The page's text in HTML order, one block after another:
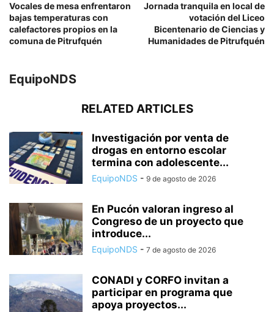
Vocales de mesa enfrentaron
bajas temperaturas con
calefactores propios en la
comuna de Pitrufquén
Jornada tranquila en local de
votación del Liceo
Bicentenario de Ciencias y
Humanidades de Pitrufquén
EquipoNDS
RELATED ARTICLES
Investigación por venta de
drogas en entorno escolar
termina con adolescente...
EquipoNDS - 9 de agosto de 2026
En Pucón valoran ingreso al
Congreso de un proyecto que
introduce...
EquipoNDS - 7 de agosto de 2026
CONADI y CORFO invitan a
participar en programa que
apoya proyectos...